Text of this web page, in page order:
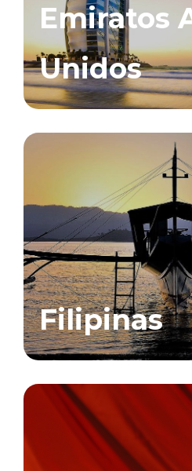
Emiratos
Unidos
Filipinas